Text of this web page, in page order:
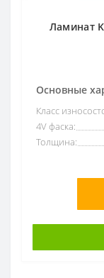
Ламинат
Основные
Класс
4V фаска:
Толщина: